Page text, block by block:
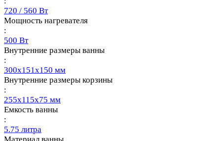
720 / 560 Вт
Мощность нагревателя
:
500 Вт
Внутренние размеры ванны
:
300x151x150 мм
Внутренние размеры корзины
:
255x115x75 мм
Емкость ванны
:
5.75 литра